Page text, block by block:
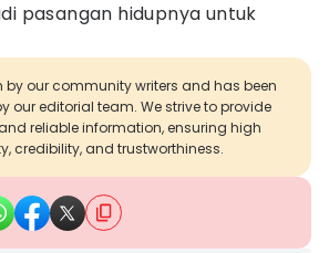
pasangan hidupnya untuk
by our community writers and has been
our editorial team. We strive to provide
reliable information, ensuring high
credibility, and trustworthiness.